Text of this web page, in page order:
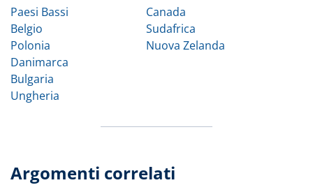
Paesi Bassi
Belgio
Polonia
Danimarca
Bulgaria
Ungheria
Canada
Sudafrica
Nuova Zelanda
Argomenti correlati